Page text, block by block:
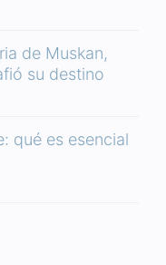
de Muskan,
su destino
qué es esencial